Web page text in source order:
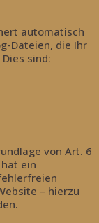
automatisch
Dateien, die Ihr
sind:
von Art. 6
ein
– hierzu